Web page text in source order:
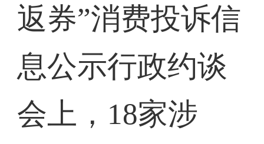
返券”消费投诉信
息公示行政约谈
会上，18家涉